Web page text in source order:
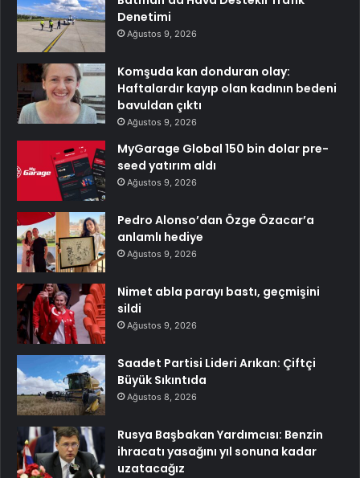
Denetimi
Ağustos 9, 2026
Komşuda kan donduran olay:
Haftalardır kayıp olan kadının bedeni
bavuldan çıktı
Ağustos 9, 2026
MyGarage Global 150 bin dolar pre-
seed yatırım aldı
Ağustos 9, 2026
Pedro Alonso’dan Özge Özacar’a
anlamlı hediye
Ağustos 9, 2026
Nimet abla parayı bastı, geçmişini
sildi
Ağustos 9, 2026
Saadet Partisi Lideri Arıkan: Çiftçi
Büyük Sıkıntıda
Ağustos 8, 2026
Rusya Başbakan Yardımcısı: Benzin
ihracatı yasağını yıl sonuna kadar
uzatacağız